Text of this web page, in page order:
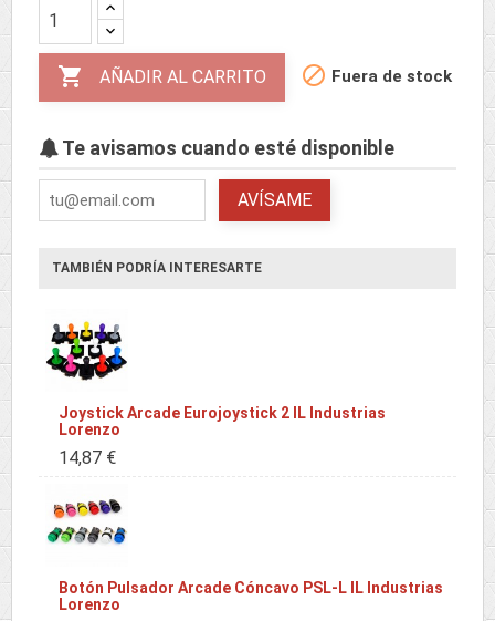
 AÑADIR AL CARRITO  Fuera de stock
Te avisamos cuando esté disponible
AVÍSAME
TAMBIÉN PODRÍA INTERESARTE
Joystick Arcade Eurojoystick 2 IL Industrias
Lorenzo
14,87 €
Botón Pulsador Arcade Cóncavo PSL-L IL Industrias
Lorenzo